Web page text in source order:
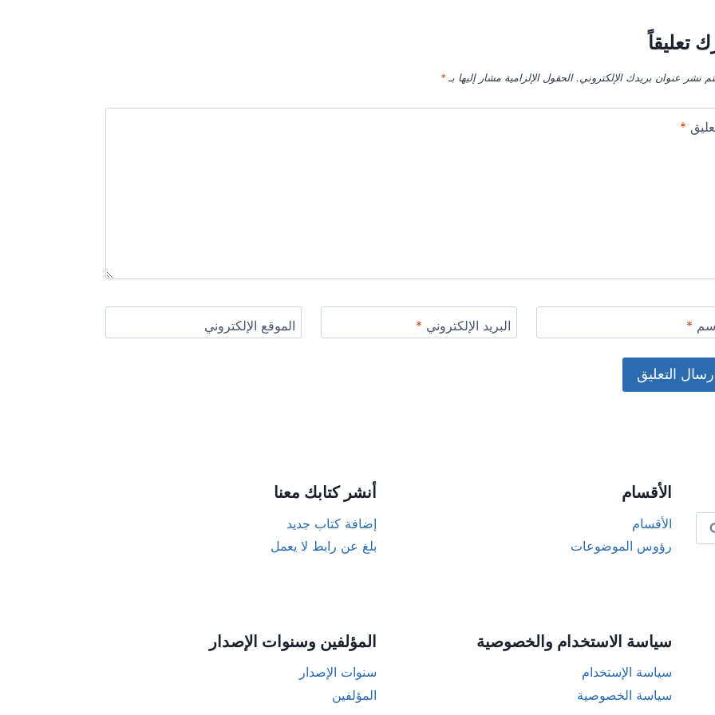
تعليقاً
نشر عنوان بريدك الإلكتروني. الحقول الإلزامية مشار إليها بـ*
*
* البريد الإلكتروني * الموقع الإلكتروني
الأقسام
الأقسام
رؤوس الموضوعات
أنشر كتابك معنا
إضافة كتاب جديد
بلغ عن رابط لا يعمل
سياسة الاستخدام والخصوصية
سياسة الإستخدام
سياسة الخصوصية
المؤلفين وسنوات الإصدار
سنوات الإصدار
المؤلفين